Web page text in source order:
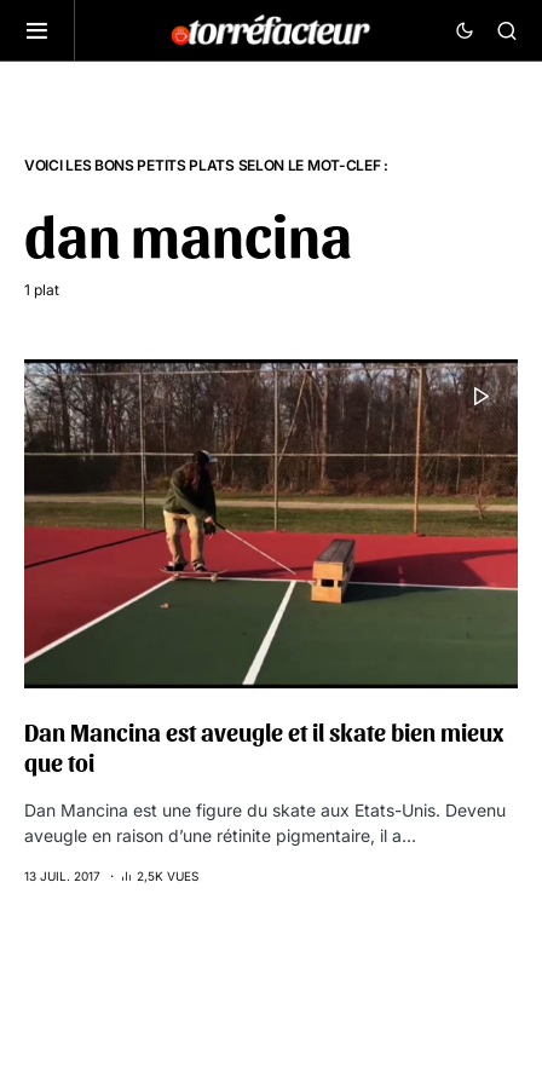
VOICI LES BONS PETITS PLATS SELON LE MOT-CLEF :
dan mancina
1 plat
Dan Mancina est aveugle et il skate bien mieux
que toi
Dan Mancina est une figure du skate aux Etats-Unis. Devenu
aveugle en raison d’une rétinite pigmentaire, il a…
13 JUIL. 2017 2,5K VUES